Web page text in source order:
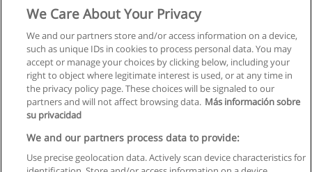
Курс Декорирование интерьера
+ информация по E-mail
Правила пользования
Конфиденциальность информации
We Care About Your Privacy
We and our partners store and/or access information on a device,
such as unique IDs in cookies to process personal data. You may
accept or manage your choices by clicking below, including your
right to object where legitimate interest is used, or at any time in
the privacy policy page. These choices will be signaled to our
partners and will not affect browsing data. Más información sobre
su privacidad
We and our partners process data to provide:
Use precise geolocation data. Actively scan device characteristics for